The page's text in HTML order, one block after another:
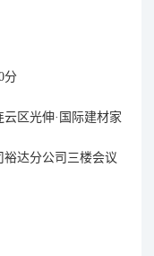
分
云区光伸·国际建材家
达分公司三楼会议